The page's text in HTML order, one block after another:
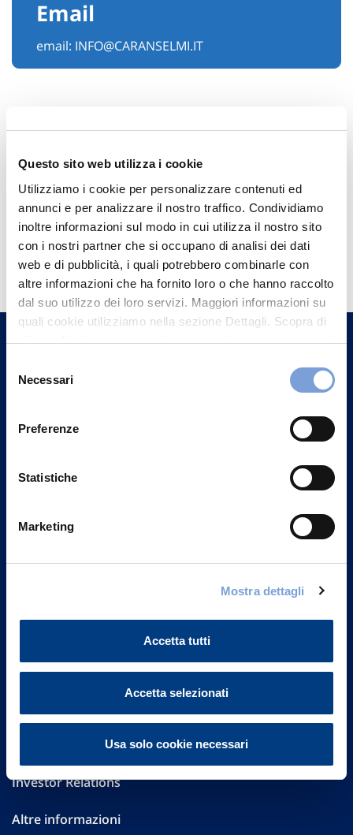
Questo sito web utilizza i cookie
Utilizziamo i cookie per personalizzare contenuti ed
annunci e per analizzare il nostro traffico. Condividiamo
inoltre informazioni sul modo in cui utilizza il nostro sito
con i nostri partner che si occupano di analisi dei dati
web e di pubblicità, i quali potrebbero combinarle con
altre informazioni che ha fornito loro o che hanno raccolto
dal suo utilizzo dei loro servizi. Maggiori informazioni su
quali cookie utilizziamo nella sezione Dettagli. Scopra di
più su chi siamo, come può contattarci e come trattiamo i
può trovare nel footer del sito nella sezione "Informativa
delNecessari
Preferenze
Statistiche
Marketing
Mostra dettagli
Accetta tutti
Accetta selezionati
Usa solo cookie necessari
Email
email: INFO@CARANSELMI.IT
Hai bisogno di
informazioni?
Trova l'Agenzia più vicina a te e parla con
un nostro Agente.
Part. IVA 01329510158
Investor Relations
Altre informazioni